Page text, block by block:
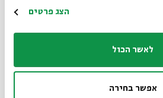
הצג פרטים
לאשר הכול
אפשר בחירה